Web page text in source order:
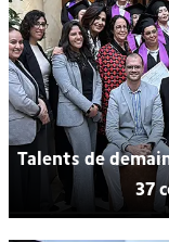
Talents de